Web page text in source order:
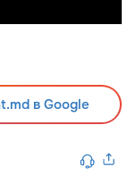
в Google